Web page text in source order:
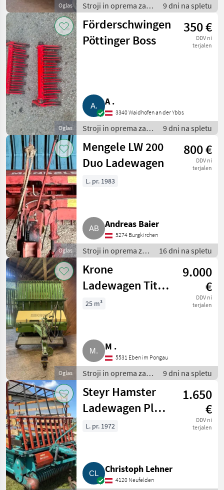
Oglas
Stroji in oprema za
žetev in spravilo /
Nakladalna prikolica
9 dni na spletu
Oglas
Förderschwingen
Pöttinger Boss
350 €
DDV ni
terjalen
A .
3340 Waidhofen an der Ybbs
Stroji in oprema za
žetev in spravilo /
Nakladalna prikolica
9 dni na spletu
Oglas
Mengele LW 200
Duo Ladewagen
800 €
DDV ni
terjalen
L. pr. 1983
Andreas Baier
5274 Burgkirchen
Stroji in oprema za
žetev in spravilo /
Nakladalna
prikolica
16 dni na spletu
Oglas
Krone
Ladewagen Titan
4/25
9.000
€
DDV ni
terjalen
25 m³
M .
5531 Eben im Pongau
Stroji in oprema za
žetev in spravilo /
Nakladalna prikolica
9 dni na spletu
Steyr Hamster
Ladewagen Plus
12
1.650
€
DDV ni
terjalen
L. pr. 1972
Christoph Lehner
4120 Neufelden